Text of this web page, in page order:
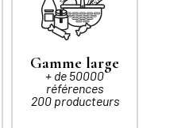
Gamme large
+ de 50000
références
200 producteurs